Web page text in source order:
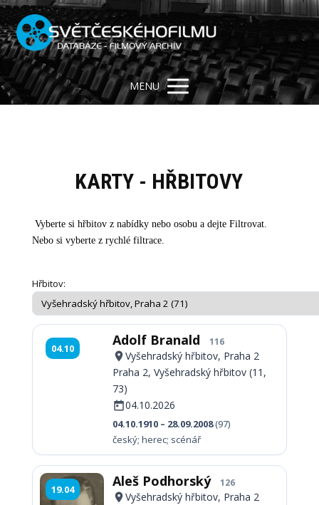
MENU
KARTY - HŘBITOVY
Vyberte si hřbitov z nabídky nebo osobu a dejte Filtrovat.
Nebo si vyberte z rychlé filtrace.
Hřbitov:
04.10 Adolf Branald 116
Vyšehradský hřbitov, Praha 2
Praha 2, Vyšehradský hřbitov (11,
73)
04.10.2026
04.10.1910 – 28.09.2008(97)
český; herec; scénář
19.04 Aleš Podhorský 126
Vyšehradský hřbitov, Praha 2